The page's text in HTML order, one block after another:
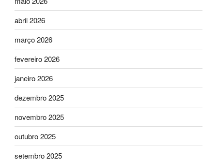
abril 2026
março 2026
fevereiro 2026
janeiro 2026
dezembro 2025
novembro 2025
outubro 2025
setembro 2025